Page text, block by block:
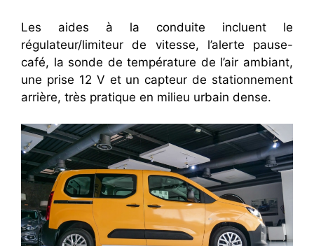
Les aides à la conduite incluent le
régulateur/limiteur de vitesse, l’alerte pause-
café, la sonde de température de l’air ambiant,
une prise 12 V et un capteur de stationnement
arrière, très pratique en milieu urbain dense.